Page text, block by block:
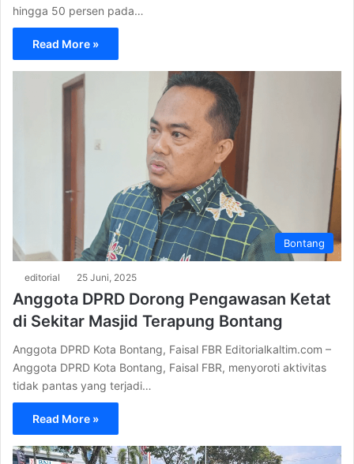
hingga 50 persen pada…
Read More »
Bontang
editorial 25 Juni, 2025
Anggota DPRD Dorong Pengawasan Ketat
di Sekitar Masjid Terapung Bontang
Anggota DPRD Kota Bontang, Faisal FBR Editorialkaltim.com –
Anggota DPRD Kota Bontang, Faisal FBR, menyoroti aktivitas
tidak pantas yang terjadi…
Read More »